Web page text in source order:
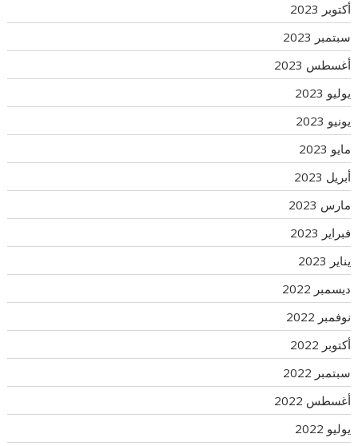
أكتوبر 2023
سبتمبر 2023
أغسطس 2023
يوليو 2023
يونيو 2023
مايو 2023
أبريل 2023
مارس 2023
فبراير 2023
يناير 2023
ديسمبر 2022
نوفمبر 2022
أكتوبر 2022
سبتمبر 2022
أغسطس 2022
يوليو 2022